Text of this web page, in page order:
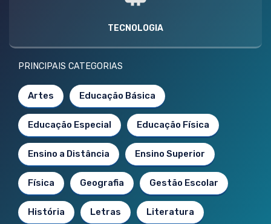
TECNOLOGIA
PRINCIPAIS CATEGORIAS
Artes Educação Básica
Educação Especial Educação Física
Ensino a Distância Ensino Superior
Física Geografia Gestão Escolar
História Letras Literatura